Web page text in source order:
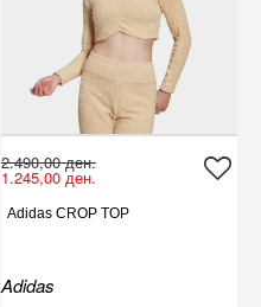
2.490,00 ден.
1.245,00 ден.
Adidas CROP TOP
Adidas